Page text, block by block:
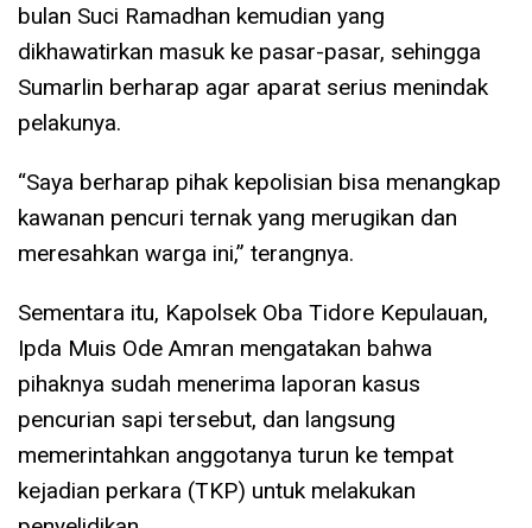
bulan Suci Ramadhan kemudian yang
dikhawatirkan masuk ke pasar-pasar, sehingga
Sumarlin berharap agar aparat serius menindak
pelakunya.
“Saya berharap pihak kepolisian bisa menangkap
kawanan pencuri ternak yang merugikan dan
meresahkan warga ini,” terangnya.
Sementara itu, Kapolsek Oba Tidore Kepulauan,
Ipda Muis Ode Amran mengatakan bahwa
pihaknya sudah menerima laporan kasus
pencurian sapi tersebut, dan langsung
memerintahkan anggotanya turun ke tempat
kejadian perkara (TKP) untuk melakukan